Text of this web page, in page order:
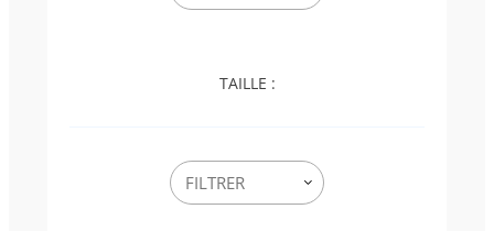
TAILLE :